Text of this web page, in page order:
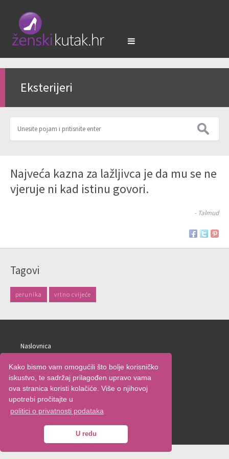
Kako bismo vam omogućili što bolje korisničko
iskustvo, te sadržaj prilagođen upravo vama
ova stranica koristi kolačiće. Više o njihovoj
upotrebi pročitajte u
politici o privatnosti podataka
U redu
Eksterijeri
Najveća kazna za lažljivca je da mu se ne
vjeruje ni kad istinu govori.
- Talmud
Tagovi
perunika vrtno cvijeće
Naslovnica
Oglašavanje
Uvjeti korištenja
Kontakt